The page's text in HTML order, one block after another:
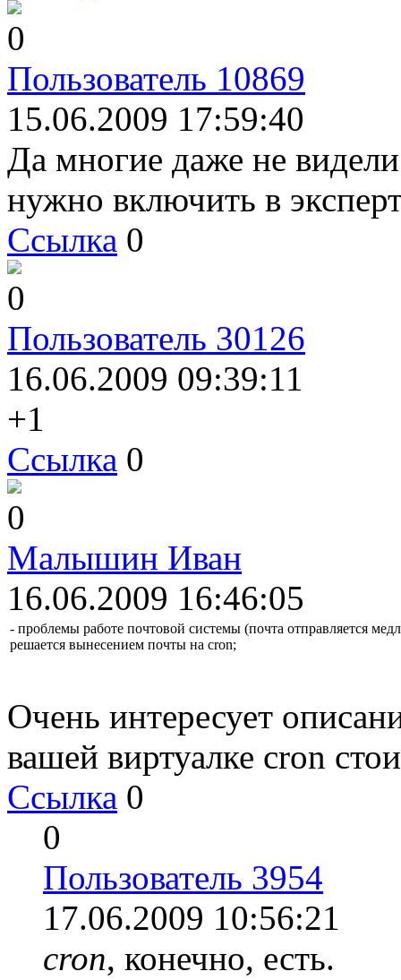
0
Пользователь 10869
15.06.2009 17:59:40
Да многие даже не
нужно включить в
Ссылка 0
0
Пользователь 30126
16.06.2009 09:39:11
+1
Ссылка 0
0
Малышин Иван
16.06.2009 16:46:05
- проблемы работе почтовой системы (почта отправляется
решается вынесением почты на cron;
Очень интересует
вашей виртуалке cron
Ссылка 0
0
Пользователь 3954
17.06.2009 10:56:21
cron, конечно, есть.